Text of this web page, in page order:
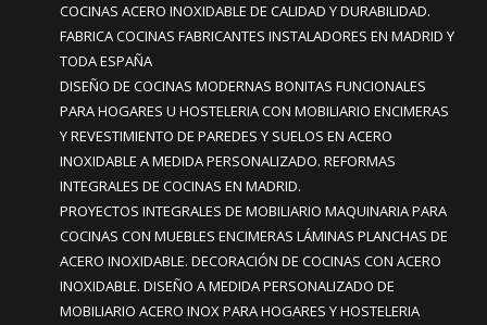
COCINAS ACERO INOXIDABLE DE CALIDAD Y DURABILIDAD.
FABRICA COCINAS FABRICANTES INSTALADORES EN MADRID Y
TODA ESPAÑA
DISEÑO DE COCINAS MODERNAS BONITAS FUNCIONALES
PARA HOGARES U HOSTELERIA CON MOBILIARIO ENCIMERAS
Y REVESTIMIENTO DE PAREDES Y SUELOS EN ACERO
INOXIDABLE A MEDIDA PERSONALIZADO. REFORMAS
INTEGRALES DE COCINAS EN MADRID.
PROYECTOS INTEGRALES DE MOBILIARIO MAQUINARIA PARA
COCINAS CON MUEBLES ENCIMERAS LÁMINAS PLANCHAS DE
ACERO INOXIDABLE. DECORACIÓN DE COCINAS CON ACERO
INOXIDABLE. DISEÑO A MEDIDA PERSONALIZADO DE
MOBILIARIO ACERO INOX PARA HOGARES Y HOSTELERIA